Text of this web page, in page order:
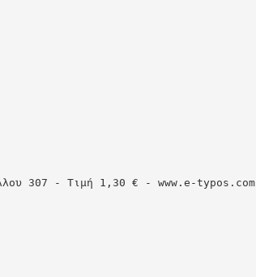
307 - Τιµή 1,30 € - www.e-typos.com